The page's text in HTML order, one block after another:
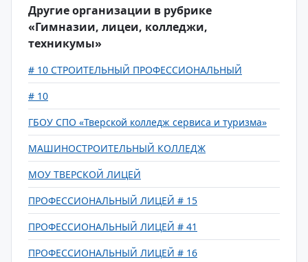
Другие организации в рубрике
«Гимназии, лицеи, колледжи,
техникумы»
# 10 СТРОИТЕЛЬНЫЙ ПРОФЕССИОНАЛЬНЫЙ
# 10
ГБОУ СПО «Тверской колледж сервиса и туризма»
МАШИНОСТРОИТЕЛЬНЫЙ КОЛЛЕДЖ
МОУ ТВЕРСКОЙ ЛИЦЕЙ
ПРОФЕССИОНАЛЬНЫЙ ЛИЦЕЙ # 15
ПРОФЕССИОНАЛЬНЫЙ ЛИЦЕЙ # 41
ПРОФЕССИОНАЛЬНЫЙ ЛИЦЕЙ # 16